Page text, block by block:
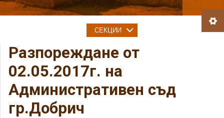
Разпореждане от
02.05.2017г. на
Административен съд
гр.Добрич
СЕКЦИИ